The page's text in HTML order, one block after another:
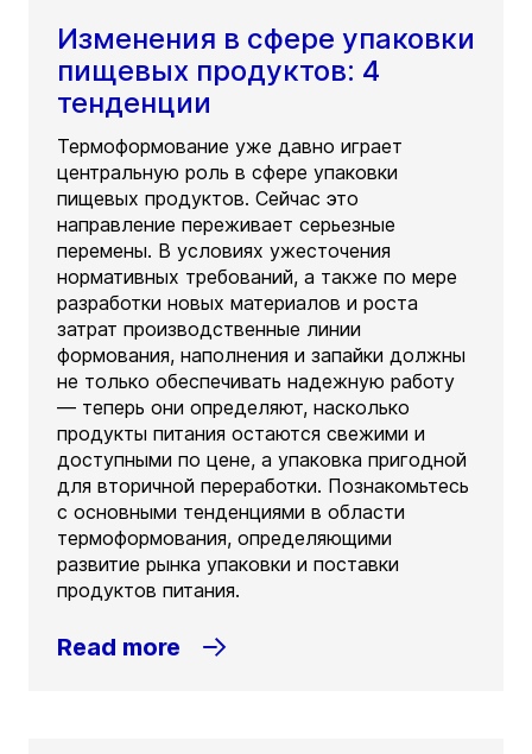
Изменения в сфере упаковки
пищевых продуктов: 4
тенденции
Термоформование уже давно играет
центральную роль в сфере упаковки
пищевых продуктов. Сейчас это
направление переживает серьезные
перемены. В условиях ужесточения
нормативных требований, а также по мере
разработки новых материалов и роста
затрат производственные линии
формования, наполнения и запайки должны
не только обеспечивать надежную работу
— теперь они определяют, насколько
продукты питания остаются свежими и
доступными по цене, а упаковка пригодной
для вторичной переработки. Познакомьтесь
с основными тенденциями в области
термоформования, определяющими
развитие рынка упаковки и поставки
продуктов питания.
Read more